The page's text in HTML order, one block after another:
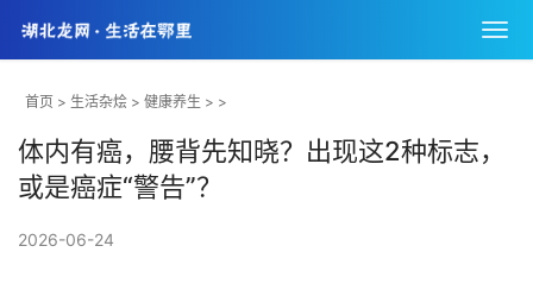
首页 > 生活杂烩 > 健康养生 > >
体内有癌，腰背先知晓？出现这2种标志，
或是癌症“警告”？
2026-06-24